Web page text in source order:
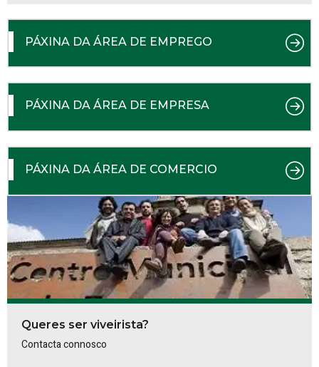
PÁXINA DA ÁREA DE EMPREGO
PÁXINA DA ÁREA DE EMPRESA
PÁXINA DA ÁREA DE COMERCIO
Queres ser viveirista?
Contacta connosco